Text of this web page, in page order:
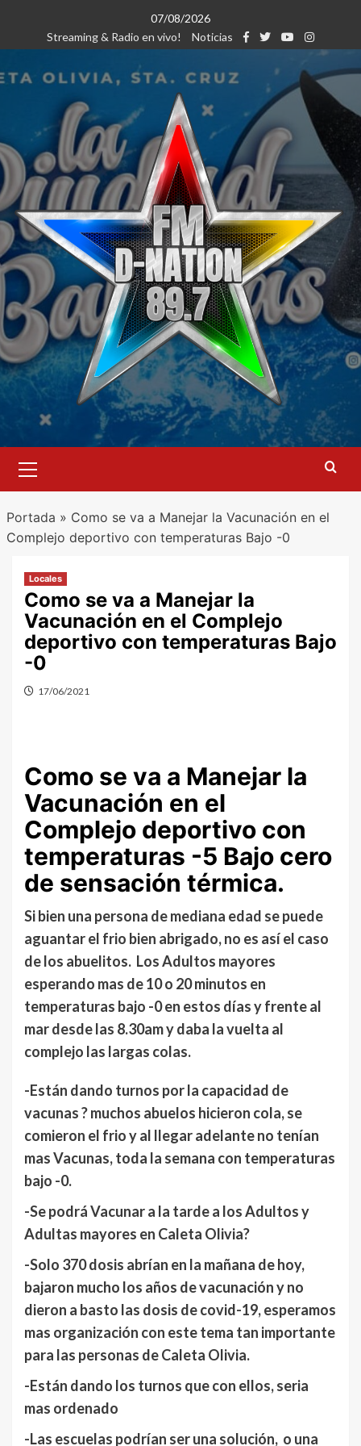
contenido
07/08/2026
Streaming & Radio en vivo!
Noticias
primario
Portada » Como se va a Manejar la Vacunación en el
Complejo deportivo con temperaturas Bajo -0
Locales
Como se va a Manejar la
Vacunación en el Complejo
deportivo con temperaturas Bajo
-0
17/06/2021
Como se va a Manejar la
Vacunación en el
Complejo deportivo con
temperaturas -5 Bajo cero
de sensación térmica.
Si bien una persona de mediana edad se puede
aguantar el frio bien abrigado, no es así el caso
de los abuelitos. Los Adultos mayores
esperando mas de 10 o 20 minutos en
temperaturas bajo -0 en estos días y frente al
mar desde las 8.30am y daba la vuelta al
complejo las largas colas.
-Están dando turnos por la capacidad de
vacunas ? muchos abuelos hicieron cola, se
comieron el frio y al llegar adelante no tenían
mas Vacunas, toda la semana con temperaturas
bajo -0.
-Se podrá Vacunar a la tarde a los Adultos y
Adultas mayores en Caleta Olivia?
-Solo 370 dosis abrían en la mañana de hoy,
bajaron mucho los años de vacunación y no
dieron a basto las dosis de covid-19, esperamos
mas organización con este tema tan importante
para las personas de Caleta Olivia.
-Están dando los turnos que con ellos, seria
mas ordenado
-Las escuelas podrían ser una solución, o una